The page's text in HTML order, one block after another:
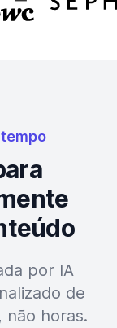
por IA
de
não horas.